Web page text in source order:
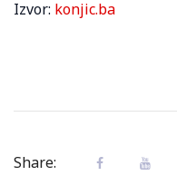
Izvor: konjic.ba
Share: